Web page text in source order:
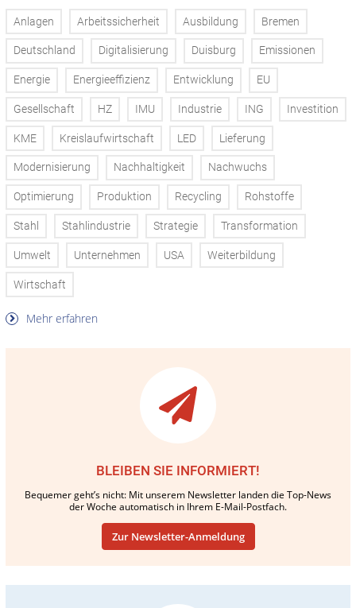
Anlagen Arbeitssicherheit Ausbildung Bremen
Deutschland Digitalisierung Duisburg Emissionen
Energie Energieeffizienz Entwicklung EU
Gesellschaft HZ IMU Industrie ING Investition
KME Kreislaufwirtschaft LED Lieferung
Modernisierung Nachhaltigkeit Nachwuchs
Optimierung Produktion Recycling Rohstoffe
Stahl Stahlindustrie Strategie Transformation
Umwelt Unternehmen USA Weiterbildung
Wirtschaft
Mehr erfahren
BLEIBEN SIE INFORMIERT!
Bequemer geht’s nicht: Mit unserem Newsletter landen die Top-News
der Woche automatisch in Ihrem E-Mail-Postfach.
Zur Newsletter-Anmeldung